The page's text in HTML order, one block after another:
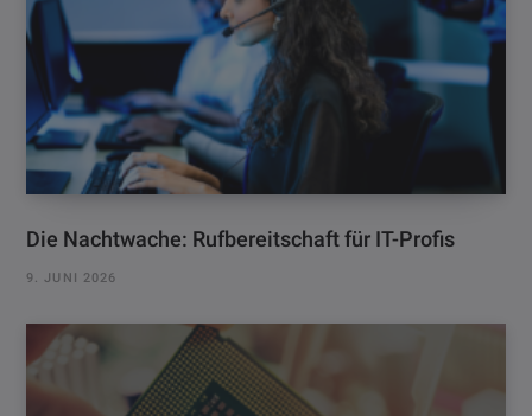
Die Nachtwache: Rufbereitschaft für IT-Profis
9. JUNI 2026